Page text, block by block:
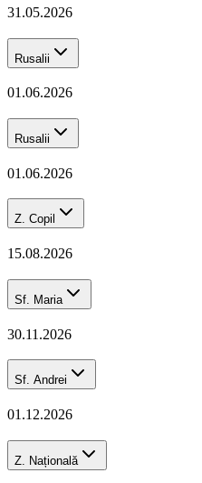
31.05.2026
Rusalii
01.06.2026
Rusalii
01.06.2026
Z. Copil
15.08.2026
Sf. Maria
30.11.2026
Sf. Andrei
01.12.2026
Z. Națională